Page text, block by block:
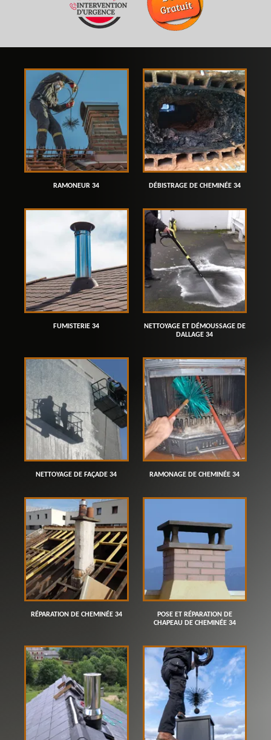
RAMONEUR 34 DÉBISTRAGE DE CHEMINÉE 34
FUMISTERIE 34
NETTOYAGE ET DÉMOUSSAGE DE
DALLAGE 34
NETTOYAGE DE FAÇADE 34 RAMONAGE DE CHEMINÉE 34
RÉPARATION DE CHEMINÉE 34
POSE ET RÉPARATION DE
CHAPEAU DE CHEMINÉE 34